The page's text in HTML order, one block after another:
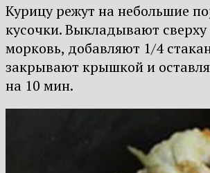
Курицу режут на небольшие
кусочки. Выкладывают сверху
морковь, добавляют 1/4
закрывают крышкой и
на 10 мин.